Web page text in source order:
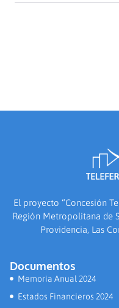
El proyecto “Concesión
Región Metropolitana de
Providencia, Las
Documentos
Memoria Anual 2024
Estados Financieros 2024